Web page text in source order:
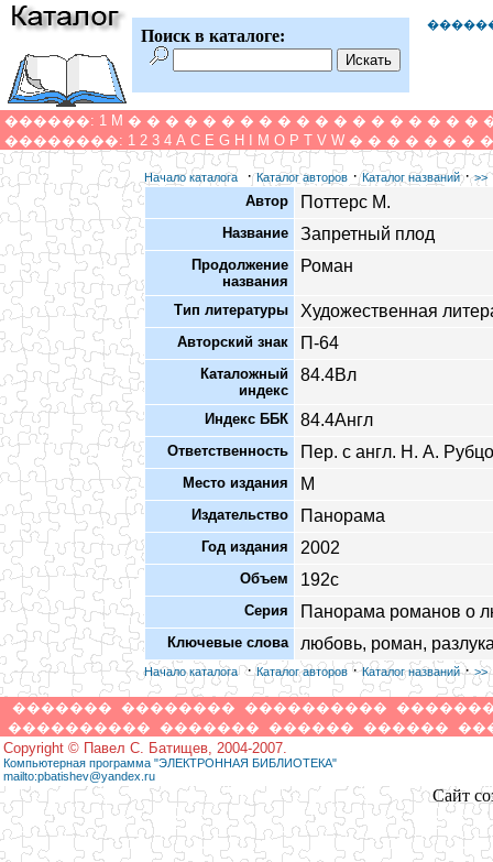
Поиск в каталоге:
������: 1 M � � � � � � � � � � � � � � � � � � �
��������: 1 2 3 4 A C E G H M O P T V W � � � � � � � �
Начало каталога ·Каталог авторов ·Каталог названий·>>
Автор Поттерс М.
Название Запретный плод
Продолжение
названия
Роман
Тип литературы Художественная
Авторский знак П-64
Каталожный
индекс
84.4Вл
Индекс ББК 84.4Англ
Ответственность Пер. с англ. Н. А.
Место издания М
Издательство Панорама
Год издания 2002
Объем 192с
Серия Панорама романов о
Ключевые слова любовь, роман,
Начало каталога·Каталог авторов·Каталог названий·>>
������� �������� ����������
���������� ������� ������ ������
Copyright © Павел С. Батищев, 2004-2007.
Компьютерная программа "ЭЛЕКТРОННАЯ БИБЛИОТЕКА"
mailto:pbatishev@yandex.ru
Сайт